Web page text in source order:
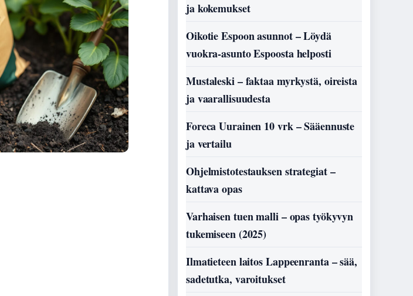
ja kokemukset
Oikotie Espoon asunnot – Löydä
vuokra-asunto Espoosta helposti
Mustaleski – faktaa myrkystä, oireista
ja vaarallisuudesta
Foreca Uurainen 10 vrk – Sääennuste
ja vertailu
Ohjelmistotestauksen strategiat –
kattava opas
Varhaisen tuen malli – opas työkyvyn
tukemiseen (2025)
Ilmatieteen laitos Lappeenranta – sää,
sadetutka, varoitukset